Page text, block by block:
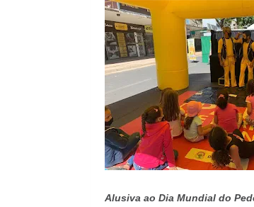
Alusiva ao Dia Mundial do